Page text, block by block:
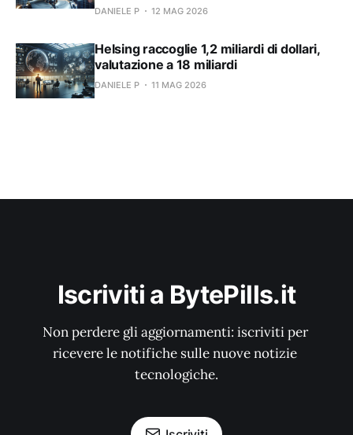
DANIELE P 12 MAG 2026
Helsing raccoglie 1,2 miliardi di dollari,
valutazione a 18 miliardi
DANIELE P 11 MAG 2026
Iscriviti a BytePills.it
Non perdere gli aggiornamenti: iscriviti per
ricevere le notifiche sulle nuove notizie
tecnologiche.